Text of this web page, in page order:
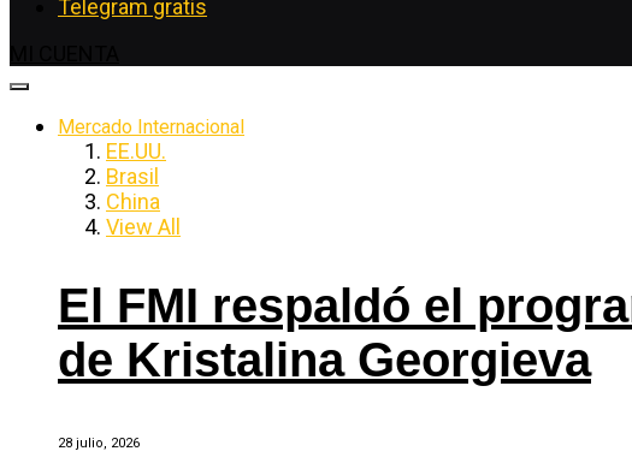
Telegram gratis
Mercado Internacional
EE.UU.
Brasil
China
View All
El FMI respaldó el
de Kristalina Georgieva
28 julio, 2026